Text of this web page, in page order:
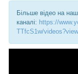
Більше відео на
каналі: https://
TTfcS1w/